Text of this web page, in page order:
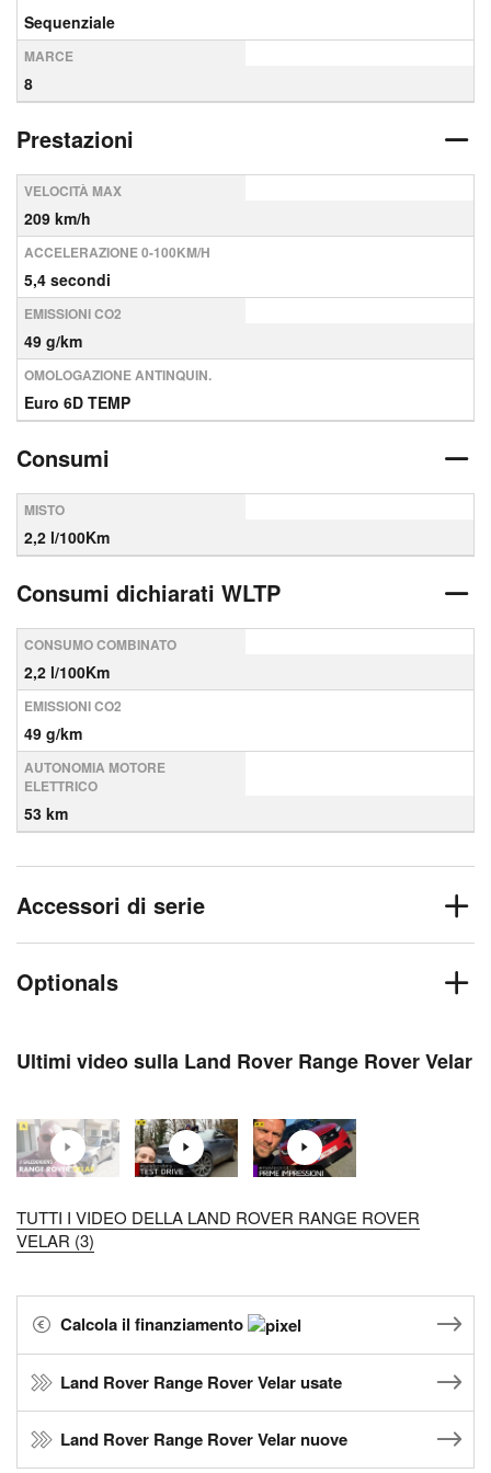
Sequenziale
MARCE
8
Prestazioni
VELOCITÀ MAX
209 km/h
ACCELERAZIONE 0-100KM/H
5,4 secondi
EMISSIONI CO2
49 g/km
OMOLOGAZIONE ANTINQUIN.
Euro 6D TEMP
Consumi
MISTO
2,2 l/100Km
Consumi dichiarati WLTP
CONSUMO COMBINATO
2,2 l/100Km
EMISSIONI CO2
49 g/km
AUTONOMIA MOTORE
ELETTRICO
53 km
Accessori di serie
Optionals
Ultimi video sulla Land Rover Range Rover Velar
TUTTI I VIDEO DELLA LAND ROVER RANGE ROVER
VELAR (3)
Calcola il finanziamento
Land Rover Range Rover Velar usate
Land Rover Range Rover Velar nuove